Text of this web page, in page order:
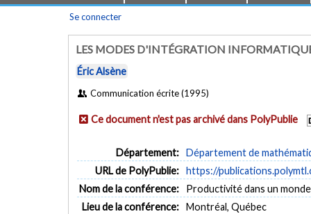
Se connecter
LES MODES D'INTÉGRATION
Éric Alsène
Communication écrite (1995)
Ce document n'est pas archivé dans PolyPublie
Département: Département de
URL de PolyPublie: https://
Nom de la conférence:
Productivité dans un
Lieu de la conférence: Montréal, Québec